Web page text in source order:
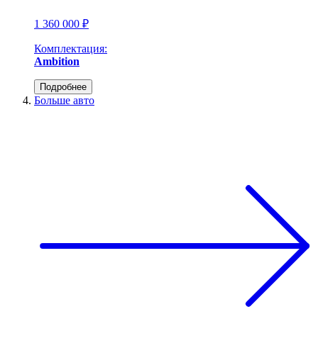
1 360 000 ₽
Комплектация:
Ambition
Подробнее
Больше авто